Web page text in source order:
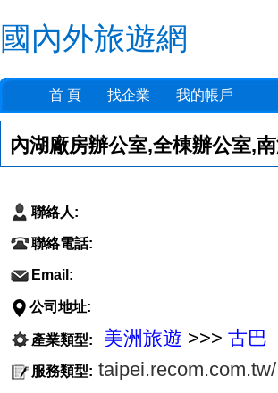
國內外旅遊網
首 頁 找企業 我的帳戶
內湖廠房辦公室,全棟辦公室,
聯絡人:
聯絡電話:
Email:
公司地址:
產業類型: 美洲旅遊 >>> 古巴
服務類型: taipei.recom.com.tw/